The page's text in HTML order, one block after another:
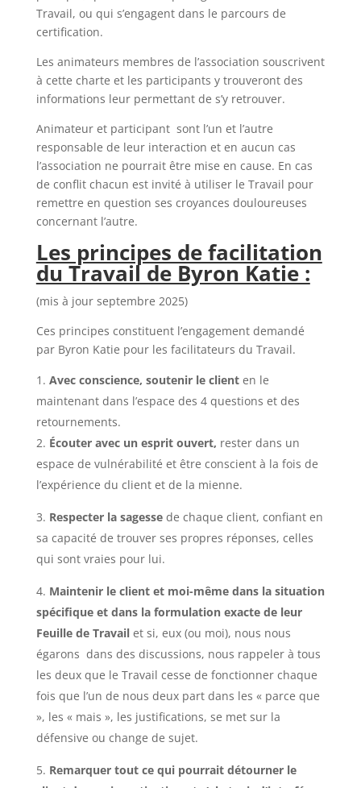
Travail, ou qui s’engagent dans le parcours de
certification.
Les animateurs membres de l’association souscrivent
à cette charte et les participants y trouveront des
informations leur permettant de s’y retrouver.
Animateur et participant sont l’un et l’autre
responsable de leur interaction et en aucun cas
l’association ne pourrait être mise en cause. En cas
de conflit chacun est invité à utiliser le Travail pour
remettre en question ses croyances douloureuses
concernant l’autre.
Les principes de facilitation
du Travail de Byron Katie :
(mis à jour septembre 2025)
Ces principes constituent l’engagement demandé
par Byron Katie pour les facilitateurs du Travail.
Avec conscience, soutenir le clienten le
maintenant dans l’espace des 4 questions et des
retournements.
Écouter avec un esprit ouvert, rester dans un
espace de vulnérabilité et être conscient à la fois de
l’expérience du client et de la mienne.
Respecter la sagessede chaque client, confiant en
sa capacité de trouver ses propres réponses, celles
qui sont vraies pour lui.
Maintenir le client et moi-même dans la situation
spécifique et dans la formulation exacte de leur
Feuille de Travailet si, eux (ou moi), nous nous
égarons dans des discussions, nous rappeler à tous
les deux que le Travail cesse de fonctionner chaque
fois que l’un de nous deux part dans les « parce que
», les « mais », les justifications, se met sur la
défensive ou change de sujet.
Remarquer tout ce qui pourrait détourner le